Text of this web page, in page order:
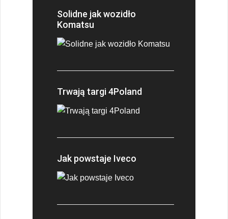
Solidne jak wozidło
Komatsu
Trwają targi 4Poland
Jak powstaje Iveco